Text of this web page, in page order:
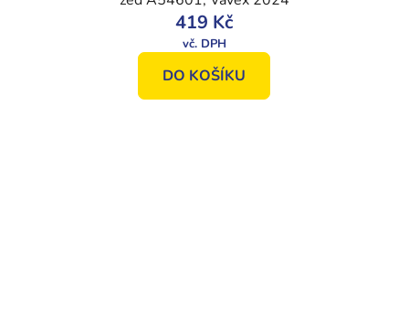
419 Kč
DO KOŠÍKU